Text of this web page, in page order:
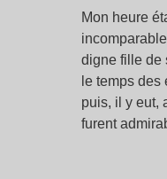
Mon heure
digne fille de
le temps
puis, il y eut,
furent